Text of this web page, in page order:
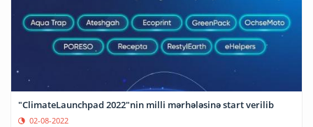
"ClimateLaunchpad 2022"nin milli mərhələsinə start verilib
02-08-2022